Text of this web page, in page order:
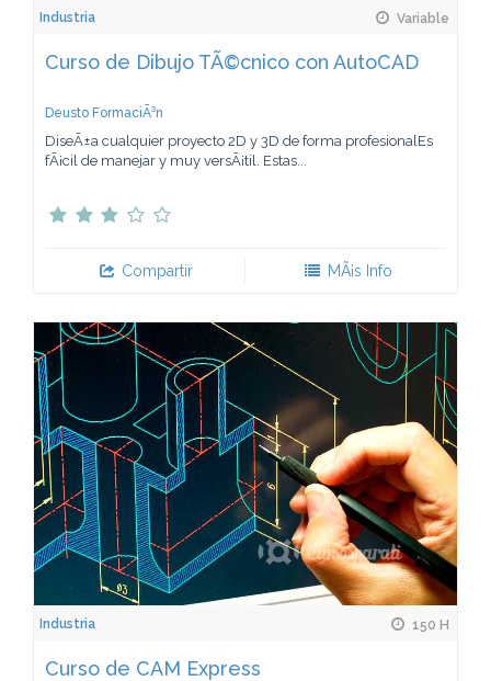
Industria Variable
Curso de Dibujo TÃ©cnico con AutoCAD
Deusto FormaciÃ³n
DiseÃ±a cualquier proyecto 2D y 3D de forma profesionalEs
fÃ¡cil de manejar y muy versÃ¡til. Estas...
Compartir MÃ¡s Info
Industria 150 H
Curso de CAM Express